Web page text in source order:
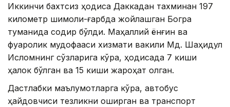
Иккинчи бахтсиз ҳодиса Даккадан тахминан 197
километр шимоли-ғарбда жойлашган Богра
туманида содир бўлди. Маҳаллий ёнғин ва
фуқаролик мудофааси хизмати вакили Мд. Шаҳидул
Исломнинг сўзларига кўра, ҳодисада 7 киши
ҳалок бўлган ва 15 киши жароҳат олган.
Дастлабки маълумотларга кўра, автобус
ҳайдовчиси тезликни оширган ва транспорт